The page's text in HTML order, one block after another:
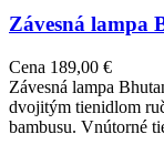
Závesná lampa
Cena 189,00 €
Závesná lampa
dvojitým tienidlom
bambusu. Vnútorné